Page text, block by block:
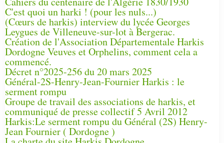
C'est quoi un harki ! (pour les nuls...)
(Cœurs de harkis) interview du lycée Georges
Leygues de Villeneuve-sur-lot à Bergerac.
Création de l'Association Départementale Harkis
Dordogne Veuves et Orphelins, comment cela a
commencé.
Décret n°2025-256 du 20 mars 2025
Général-2S-Henry-Jean-Fournier Harkis : le
serment rompu
Groupe de travail des associations de harkis, et
communiqué de presse collectif 5 Avril 2012
Harkis:Le serment rompu du Général (2S) Henry-
Jean Fournier ( Dordogne )